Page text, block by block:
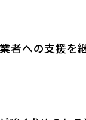
への支援を